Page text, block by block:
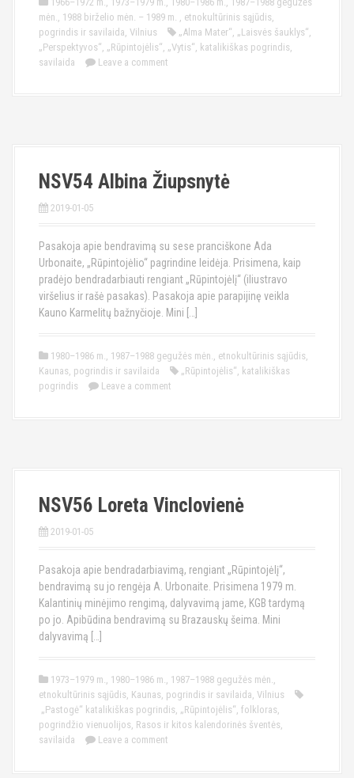
mėn., 1988 birželio mėn. – 1989 m. , etnokultūrinis sąjūdis,
pogrindis ir savilaida, Vilnius „Alma Mater“, „Laisvės šauklys“,
„Perspektyvos“, „Rūpintojėlis“, „Vytis“, katalikiškas pogrindis,
savilaida
Leave a comment
NSV54 Albina Žiupsnytė
2019-01-05
Pasakoja apie bendravimą su sese pranciškone Ada
Urbonaite, „Rūpintojėlio“ pagrindine leidėja. Prisimena, kaip
pradėjo bendradarbiauti rengiant „Rūpintojėlį“ (iliustravo
viršelius ir rašė pasakas). Pasakoja apie parapijinę veikla
Kauno Karmelitų bažnyčioje. Mini […]
1980–1986 m., 1987–1988 gegužės mėn., etnokultūrinis sąjūdis,
Kaunas, pogrindis ir savilaida „Rūpintojėlis“, katalikiškas
pogrindis
Leave a comment
NSV56 Loreta Vinclovienė
2019-01-05
Pasakoja apie bendradarbiavimą, rengiant „Rūpintojėlį“,
bendravimą su jo rengėja A. Urbonaite. Prisimena 1979 m.
Kalantinių minėjimo rengimą, dalyvavimą jame, KGB tardymą
po jo. Apibūdina bendravimą su Brazauskų šeima. Mini
dalyvavimą […]
1973–1979 m., 1980–1986 m., 1987–1988 gegužės mėn.,
etnokultūrinis sąjūdis, Kaunas, pogrindis ir savilaida, Vilnius
„Pastogė“ katalikiškas pogrindis, „Rūpintojėlis“, folkloras,
pogrindžio vienuolijos, Rasos ir kitos kalendorinės šventės,
savilaida
Leave a comment